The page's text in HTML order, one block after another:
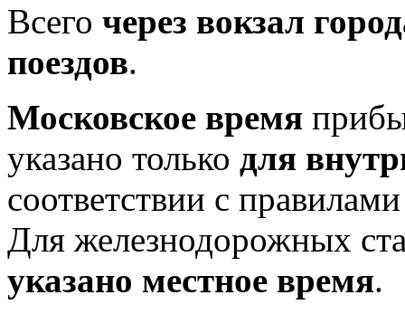
Всего через вокзал
поездов.
Московское время
указано только для
соответствии с
Для железнодорожных
указано местное время.